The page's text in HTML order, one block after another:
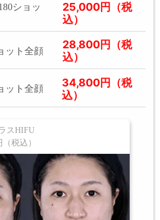
ショッ
25,000円（税
込）
ット全顔
28,800円（税
込）
ット全顔
34,800円（税
込）
スHIFU
税込）